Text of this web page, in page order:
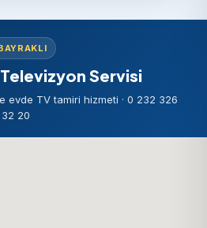
Servisi
evde TV tamiri hizmeti · 0 232 326
32 20